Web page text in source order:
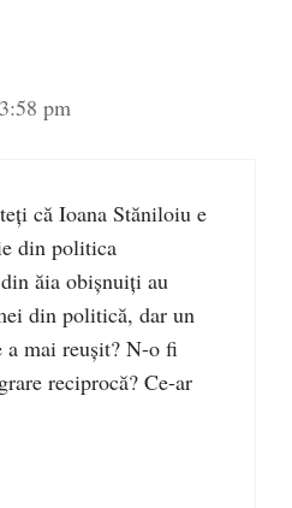
pm
că Ioana Stăniloiu e
din politica
ăia obișnuiți au
din politică, dar un
a mai reușit? N-o fi
reciprocă? Ce-ar